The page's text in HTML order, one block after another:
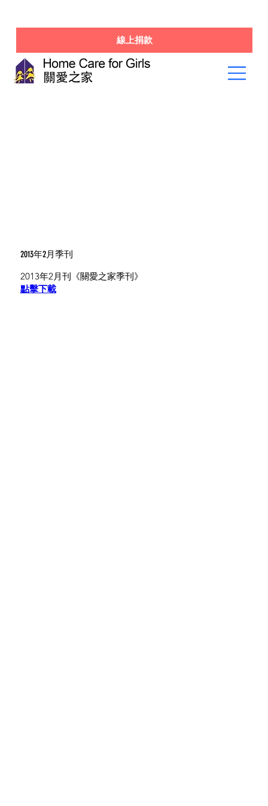
線上捐款
2013年2月季刊
2013年2月刊《關愛之家季刊》
點擊下載